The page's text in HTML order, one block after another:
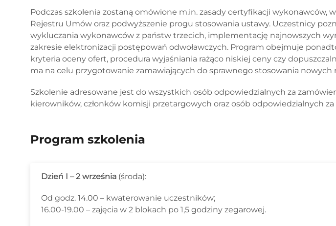
Podczas szkolenia zostaną omówione m.in. zasady certyfikacji wykonawców,
Rejestru Umów oraz podwyższenie progu stosowania ustawy. Uczestnicy
wykluczania wykonawców z państw trzecich, implementację najnowszych
zakresie elektronizacji postępowań odwoławczych. Program obejmuje
kryteria oceny ofert, procedura wyjaśniania rażąco niskiej ceny czy
ma na celu przygotowanie zamawiających do sprawnego stosowania nowych
Szkolenie adresowane jest do wszystkich osób odpowiedzialnych za
kierowników, członków komisji przetargowych oraz osób odpowiedzialnych
Program szkolenia
Dzień I – 2 września (środa):
Od godz. 14.00 – kwaterowanie uczestników;
16.00-19.00 – zajęcia w 2 blokach po 1,5 godziny zegarowej.